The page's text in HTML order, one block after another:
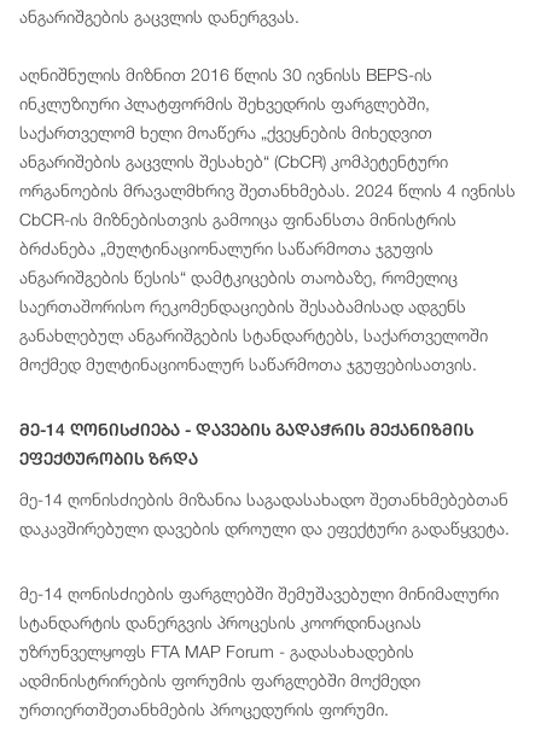
ანგარიშგების გაცვლის დანერგვას.
აღნიშნულის მიზნით 2016 წლის 30 ივნისს BEPS-ის
ინკლუზიური პლატფორმის შეხვედრის ფარგლებში,
საქართველომ ხელი მოაწერა „ქვეყნების მიხედვით
ანგარიშების გაცვლის შესახებ“ (CbCR) კომპეტენტური
ორგანოების მრავალმხრივ შეთანხმებას. 2024 წლის 4 ივნისს
CbCR-ის მიზნებისთვის გამოიცა ფინანსთა მინისტრის
ბრძანება „მულტინაციონალური საწარმოთა ჯგუფის
ანგარიშგების წესის“ დამტკიცების თაობაზე, რომელიც
საერთაშორისო რეკომენდაციების შესაბამისად ადგენს
განახლებულ ანგარიშგების სტანდარტებს, საქართველოში
მოქმედ მულტინაციონალურ საწარმოთა ჯგუფებისათვის.
Მე-14 Ღონისძიება - Დავების Გადაჭრის Მექანიზმის
Ეფექტურობის Ზრდა
მე-14 ღონისძიების მიზანია საგადასახადო შეთანხმებებთან
დაკავშირებული დავების დროული და ეფექტური გადაწყვეტა.
მე-14 ღონისძიების ფარგლებში შემუშავებული მინიმალური
სტანდარტის დანერგვის პროცესის კოორდინაციას
უზრუნველყოფს FTA MAP Forum - გადასახადების
ადმინისტრირების ფორუმის ფარგლებში მოქმედი
ურთიერთშეთანხმების პროცედურის ფორუმი.